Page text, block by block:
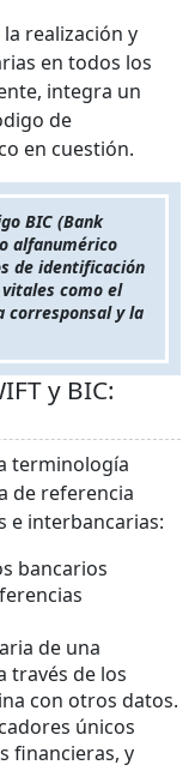
realización y
en todos los
integra un
de
en cuestión.
BIC (Bank
alfanumérico
de identificación
como el
corresponsal y la
y BIC:
terminología
de referencia
e interbancarias:
bancarios
de una
través de los
con otros datos.
únicos
financieras, y